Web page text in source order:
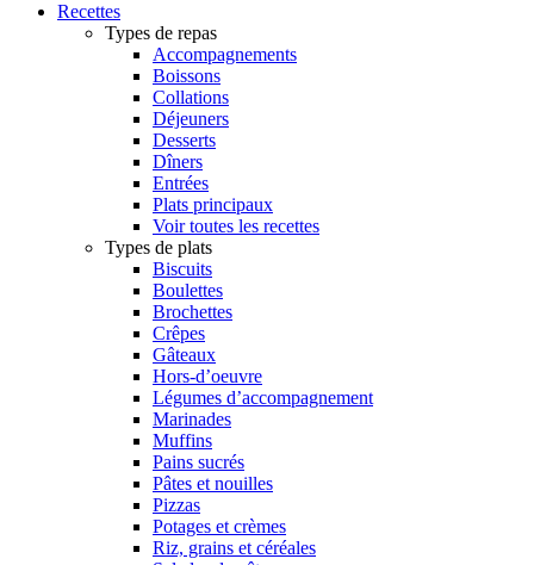
Recettes
Types de repas
Accompagnements
Boissons
Collations
Déjeuners
Desserts
Dîners
Entrées
Plats principaux
Voir toutes les recettes
Types de plats
Biscuits
Boulettes
Brochettes
Crêpes
Gâteaux
Hors-d’oeuvre
Légumes d’accompagnement
Marinades
Muffins
Pains sucrés
Pâtes et nouilles
Pizzas
Potages et crèmes
Riz, grains et céréales